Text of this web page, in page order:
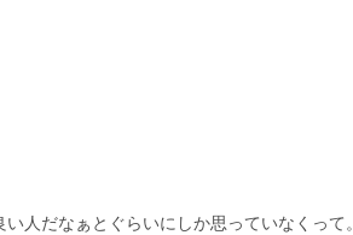
人だなぁとぐらいにしか思っていなくって。